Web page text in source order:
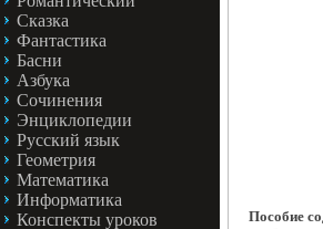
Сказка
Фантастика
Басни
Азбука
Сочинения
Энциклопедии
Русский язык
Геометрия
Математика
Информатика
Конспекты уроков
Пособие